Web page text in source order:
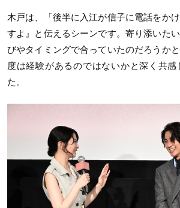
木戸は、「後半に入江が信子に電話をか
すよ』と伝えるシーンです。寄り添いた
びやタイミングで合っていたのだろうか
度は経験があるのではないかと深く共感
た。